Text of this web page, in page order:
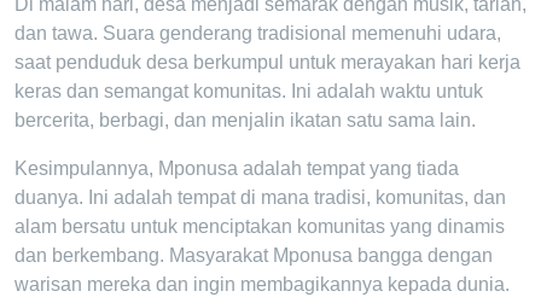
Di malam hari, desa menjadi semarak dengan musik, tarian,
dan tawa. Suara genderang tradisional memenuhi udara,
saat penduduk desa berkumpul untuk merayakan hari kerja
keras dan semangat komunitas. Ini adalah waktu untuk
bercerita, berbagi, dan menjalin ikatan satu sama lain.
Kesimpulannya, Mponusa adalah tempat yang tiada
duanya. Ini adalah tempat di mana tradisi, komunitas, dan
alam bersatu untuk menciptakan komunitas yang dinamis
dan berkembang. Masyarakat Mponusa bangga dengan
warisan mereka dan ingin membagikannya kepada dunia.